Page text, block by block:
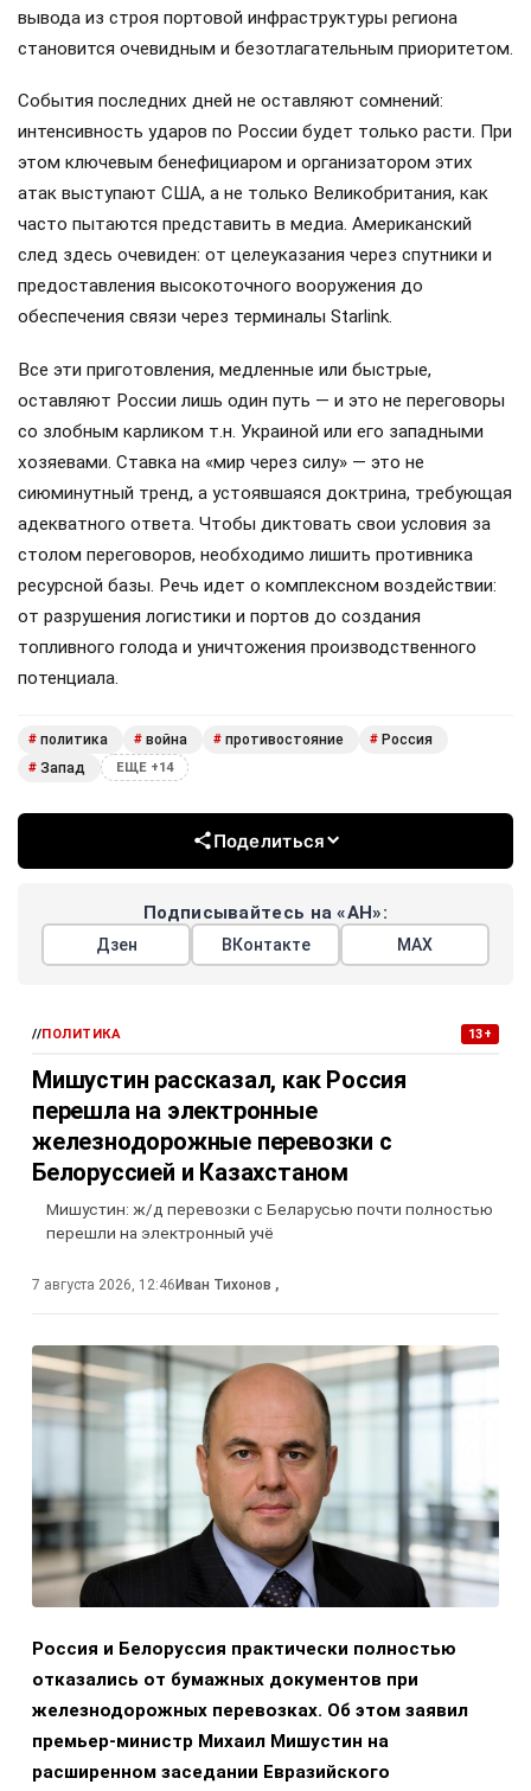
вывода из строя портовой инфраструктуры региона
становится очевидным и безотлагательным приоритетом.
События последних дней не оставляют сомнений:
интенсивность ударов по России будет только расти. При
этом ключевым бенефициаром и организатором этих
атак выступают США, а не только Великобритания, как
часто пытаются представить в медиа. Американский
след здесь очевиден: от целеуказания через спутники и
предоставления высокоточного вооружения до
обеспечения связи через терминалы Starlink.
Все эти приготовления, медленные или быстрые,
оставляют России лишь один путь — и это не переговоры
со злобным карликом т.н. Украиной или его западными
хозяевами. Ставка на «мир через силу» — это не
сиюминутный тренд, а устоявшаяся доктрина, требующая
адекватного ответа. Чтобы диктовать свои условия за
столом переговоров, необходимо лишить противника
ресурсной базы. Речь идет о комплексном воздействии:
от разрушения логистики и портов до создания
топливного голода и уничтожения производственного
потенциала.
# политика # война # противостояние # Россия
# Запад ЕЩЕ +14
Поделиться
Подписывайтесь на «АН»:
Дзен ВКонтакте МАХ
//ПОЛИТИКА 13+
Мишустин рассказал, как Россия
перешла на электронные
железнодорожные перевозки с
Белоруссией и Казахстаном
Мишустин: ж/д перевозки с Беларусью почти полностью
перешли на электронный учё
7 августа 2026, 12:46Иван Тихонов ,
Россия и Белоруссия практически полностью
отказались от бумажных документов при
железнодорожных перевозках. Об этом заявил
премьер-министр Михаил Мишустин на
расширенном заседании Евразийского